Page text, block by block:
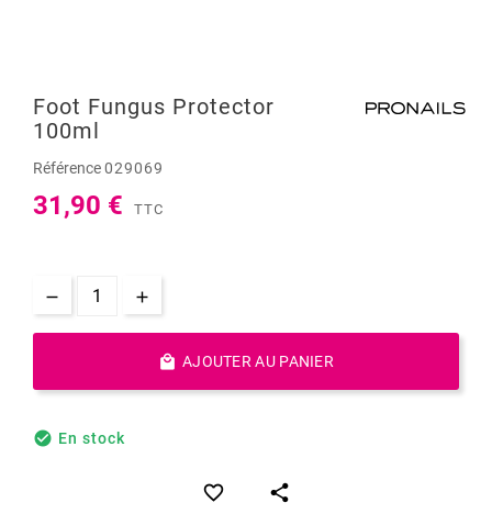
Foot Fungus Protector
100ml
Référence029069
31,90 € TTC
 AJOUTER AU PANIER
 En stock
 